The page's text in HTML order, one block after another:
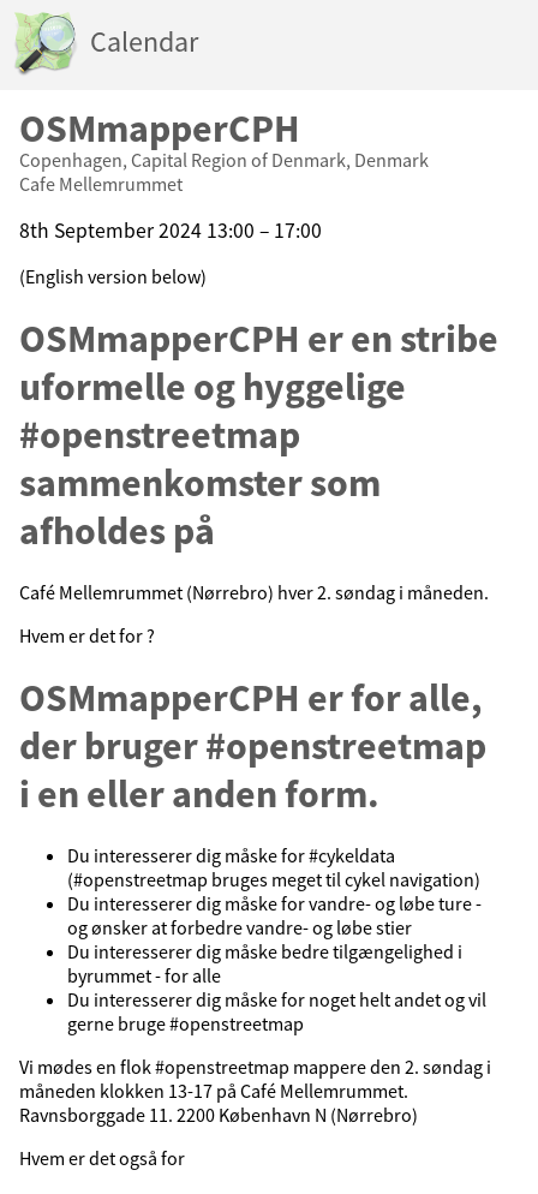
Calendar
OSMmapperCPH
Copenhagen, Capital Region of Denmark, Denmark
Cafe Mellemrummet
8th September 2024 13:00 – 17:00
(English version below)
OSMmapperCPH er en stribe
uformelle og hyggelige
#openstreetmap
sammenkomster som
afholdes på
Café Mellemrummet (Nørrebro) hver 2. søndag i måneden.
Hvem er det for ?
OSMmapperCPH er for alle,
der bruger #openstreetmap
i en eller anden form.
Du interesserer dig måske for #cykeldata
(#openstreetmap bruges meget til cykel navigation)
Du interesserer dig måske for vandre- og løbe ture -
og ønsker at forbedre vandre- og løbe stier
Du interesserer dig måske bedre tilgængelighed i
byrummet - for alle
Du interesserer dig måske for noget helt andet og vil
gerne bruge #openstreetmap
Vi mødes en flok #openstreetmap mappere den 2. søndag i
måneden klokken 13-17 på Café Mellemrummet.
Ravnsborggade 11. 2200 København N (Nørrebro)
Hvem er det også for